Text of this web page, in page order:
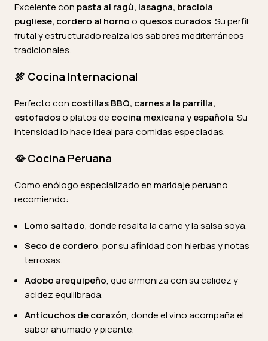
Excelente con pasta al ragù, lasagna, braciola
pugliese, cordero al hornoo quesos curados. Su perfil
frutal y estructurado realza los sabores mediterráneos
tradicionales.
🍖 Cocina Internacional
Perfecto con costillas BBQ, carnes a la parrilla,
estofadoso platos de cocina mexicana y española. Su
intensidad lo hace ideal para comidas especiadas.
🥘Cocina Peruana
Como enólogo especializado en maridaje peruano,
recomiendo:
Lomo saltado, donde resalta la carne y la salsa soya.
Seco de cordero, por su afinidad con hierbas y notas
terrosas.
Adobo arequipeño, que armoniza con su calidez y
acidez equilibrada.
Anticuchos de corazón, donde el vino acompaña el
sabor ahumado y picante.